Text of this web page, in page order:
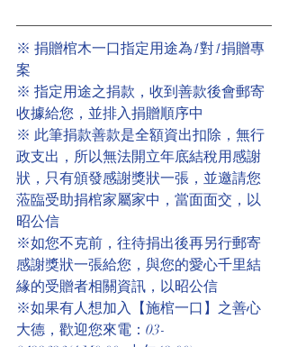
※ 捐贈棺木一口指定用途為1對1捐贈專
案
※ 指定用途之捐款，收到善款後會郵寄
收據給您，並排入捐贈順序中
※ 此筆捐款善款是全額資出扣除，無行
政支出，所以無法開立年底結稅用感謝
狀，只有頒發感謝獎狀一張，並邀請您
蒞臨受助捐棺家屬家中，當面面交，以
昭公信
※如您不克前，往待捐出後再另行郵寄
感謝獎狀一張給您，與您的愛心千里結
緣的受贈者相關資訊，以昭公信
※如果有人想加入【施棺一口】之善心
大德，歡迎您來電：03-